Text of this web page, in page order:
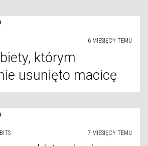
6 MIESIĘCY TEMU
którym
usunięto macicę
7 MIESIĘCY TEMU